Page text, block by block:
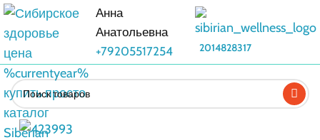
Анна
Анатольевна
+79205517254
2014828317